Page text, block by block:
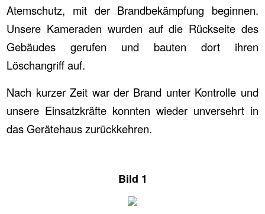
Atemschutz, mit der Brandbekämpfung beginnen.
Unsere Kameraden wurden auf die Rückseite des
Gebäudes gerufen und bauten dort ihren
Löschangriff auf.
Nach kurzer Zeit war der Brand unter Kontrolle und
unsere Einsatzkräfte konnten wieder unversehrt in
das Gerätehaus zurückkehren.
Bild 1